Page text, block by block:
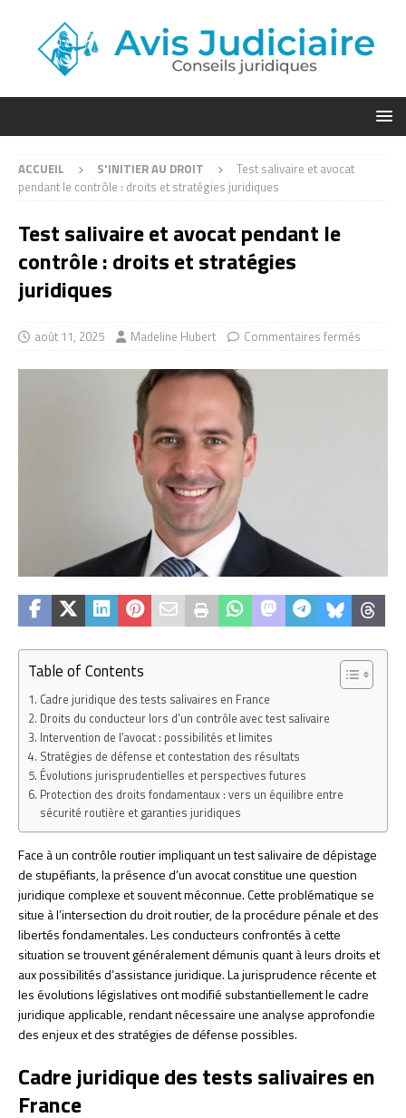
ACCUEIL S'INITIER AU DROIT
Test salivaire et avocat
pendant le contrôle : droits et stratégies juridiques
Test salivaire et avocat pendant le
contrôle : droits et stratégies
juridiques
août 11, 2025 Madeline Hubert Commentaires fermés
Table of Contents
Cadre juridique des tests salivaires en France
Droits du conducteur lors d’un contrôle avec test salivaire
Intervention de l’avocat : possibilités et limites
Stratégies de défense et contestation des résultats
Évolutions jurisprudentielles et perspectives futures
Protection des droits fondamentaux : vers un équilibre entre
sécurité routière et garanties juridiques
Face à un contrôle routier impliquant un test salivaire de dépistage
de stupéfiants, la présence d’un avocat constitue une question
juridique complexe et souvent méconnue. Cette problématique se
situe à l’intersection du droit routier, de la procédure pénale et des
libertés fondamentales. Les conducteurs confrontés à cette
situation se trouvent généralement démunis quant à leurs droits et
aux possibilités d’assistance juridique. La jurisprudence récente et
les évolutions législatives ont modifié substantiellement le cadre
juridique applicable, rendant nécessaire une analyse approfondie
des enjeux et des stratégies de défense possibles.
Cadre juridique des tests salivaires en
France